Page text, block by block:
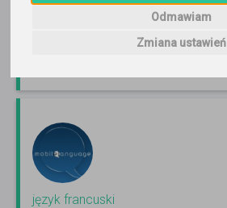
Odmawiam
Zmiana ustawień
język francuski